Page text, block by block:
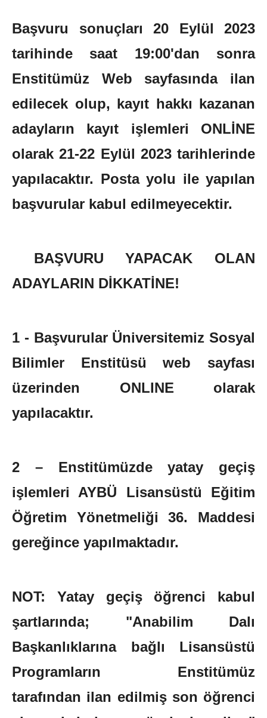
Başvuru sonuçları 20 Eylül 2023
tarihinde saat 19:00'dan sonra
Enstitümüz Web sayfasında ilan
edilecek olup, kayıt hakkı kazanan
adayların kayıt işlemleri ONLİNE
olarak 21-22 Eylül 2023 tarihlerinde
yapılacaktır. Posta yolu ile yapılan
başvurular kabul edilmeyecektir.
BAŞVURU YAPACAK OLAN
ADAYLARIN DİKKATİNE!
1 - Başvurular Üniversitemiz Sosyal
Bilimler Enstitüsü web sayfası
üzerinden ONLINE olarak
yapılacaktır.
2 – Enstitümüzde yatay geçiş
işlemleri AYBÜ Lisansüstü Eğitim
Öğretim Yönetmeliği 36. Maddesi
gereğince yapılmaktadır.
NOT: Yatay geçiş öğrenci kabul
şartlarında; "Anabilim Dalı
Başkanlıklarına bağlı Lisansüstü
Programların Enstitümüz
tarafından ilan edilmiş son öğrenci